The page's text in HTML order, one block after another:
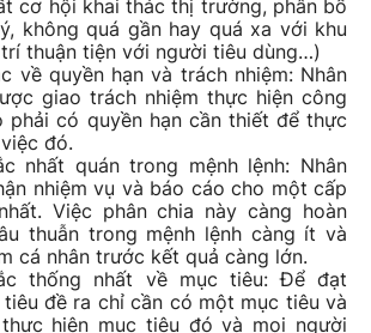
cơ hội khai thác thị trường, phân bổ
không quá gần hay quá xa với khu
thuận tiện với người tiêu dùng…)
về quyền hạn và trách nhiệm: Nhân
giao trách nhiệm thực hiện công
phải có quyền hạn cần thiết để thực
đó.
nhất quán trong mệnh lệnh: Nhân
nhiệm vụ và báo cáo cho một cấp
Việc phân chia này càng hoàn
thuẫn trong mệnh lệnh càng ít và
cá nhân trước kết quả càng lớn.
thống nhất về mục tiêu: Để đạt
đề ra chỉ cần có một mục tiêu và
hiện mục tiêu đó và mọi người